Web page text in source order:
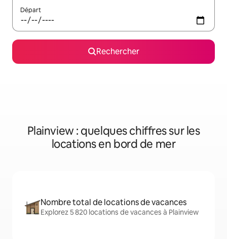
Départ
Rechercher
Plainview : quelques chiffres sur les
locations en bord de mer
Nombre total de locations de vacances
Explorez 5 820 locations de vacances à Plainview